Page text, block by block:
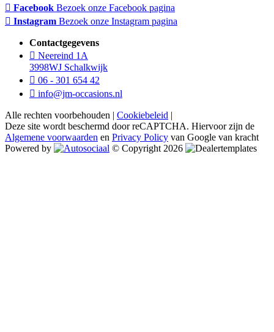
Facebook Bezoek onze Facebook pagina
Instagram Bezoek onze Instagram pagina
Contactgegevens
Neereind 1A
3998WJ Schalkwijk
06 - 301 654 42
info@jm-occasions.nl
Alle rechten voorbehouden | Cookiebeleid |
Deze site wordt beschermd door reCAPTCHA. Hiervoor zijn de
Algemene voorwaarden en Privacy Policy van Google van kracht
Powered by
© Copyright 2026